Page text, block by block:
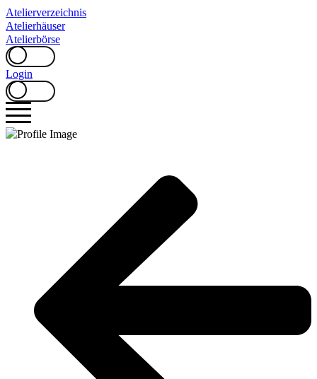
Zum
Inhalt
springen
Atelierverzeichnis
Atelierhäuser
Atelierbörse
Login